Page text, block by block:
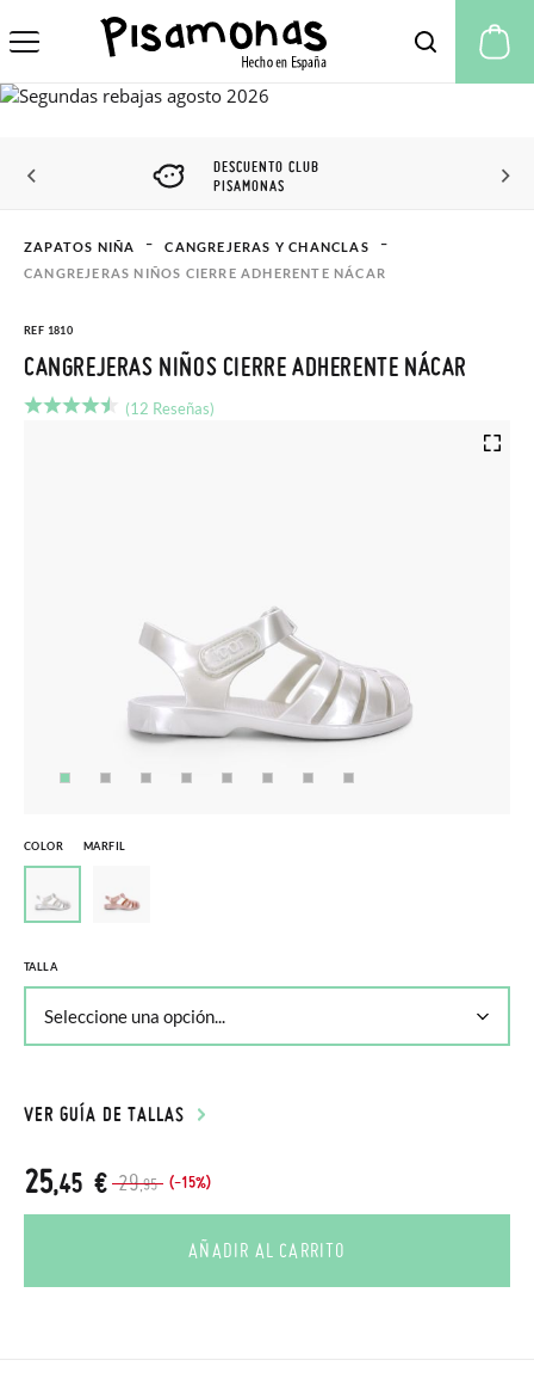
DESCUENTO CLUB
PISAMONAS
ZAPATOS NIÑA
CANGREJERAS Y CHANCLAS
CANGREJERAS NIÑOS CIERRE ADHERENTE NÁCAR
REF 1810
CANGREJERAS NIÑOS CIERRE ADHERENTE NÁCAR
(12 Reseñas)
COLOR MARFIL
TALLA
VER GUÍA DE TALLAS
29,95 (-15%)
25,45 €
AÑADIR AL CARRITO